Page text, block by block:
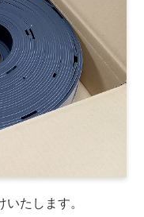
たします。